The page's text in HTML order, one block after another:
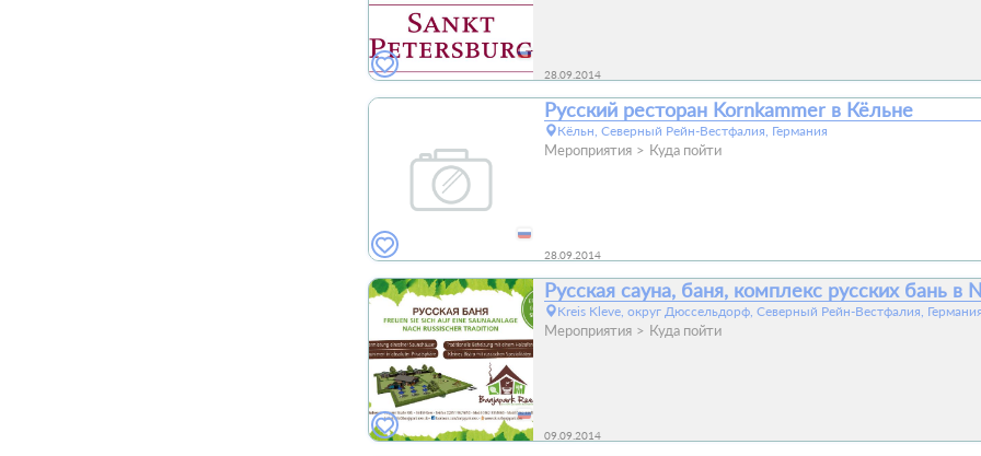
28.09.2014
Русский ресторан Kornkammer в Кёльне
Кёльн, Северный Рейн-Вестфалия, Германия
Мероприятия Куда пойти
28.09.2014
Русская сауна, баня, комплекс русских бань в
Kreis Kleve, округ Дюссельдорф, Северный Рейн-Вестфалия, Германия
Мероприятия Куда пойти
09.09.2014